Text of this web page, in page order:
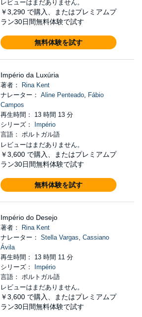
レビューはまだありません。
￥3,290 で購入、またはプレミアムプ
ラン30日間無料体験で試す
無料体験を試す
Império da Luxúria
著者：
Rina Kent
ナレーター： Aline Penteado, Fábio
Campos
再生時間： 13 時間 13 分
シリーズ：
Império
言語： ポルトガル語
レビューはまだありません。
￥3,600 で購入、またはプレミアムプ
ラン30日間無料体験で試す
無料体験を試す
Império do Desejo
著者：
Rina Kent
ナレーター： Stella Vargas, Cassiano
Ávila
再生時間： 13 時間 11 分
シリーズ：
Império
言語： ポルトガル語
レビューはまだありません。
￥3,600 で購入、またはプレミアムプ
ラン30日間無料体験で試す